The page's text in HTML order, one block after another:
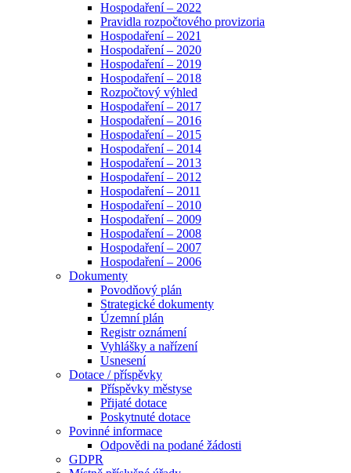
Hospodaření – 2022
Pravidla rozpočtového provizoria
Hospodaření – 2021
Hospodaření – 2020
Hospodaření – 2019
Hospodaření – 2018
Rozpočtový výhled
Hospodaření – 2017
Hospodaření – 2016
Hospodaření – 2015
Hospodaření – 2014
Hospodaření – 2013
Hospodaření – 2012
Hospodaření – 2011
Hospodaření – 2010
Hospodaření – 2009
Hospodaření – 2008
Hospodaření – 2007
Hospodaření – 2006
Dokumenty
Povodňový plán
Strategické dokumenty
Územní plán
Registr oznámení
Vyhlášky a nařízení
Usnesení
Dotace / příspěvky
Příspěvky městyse
Přijaté dotace
Poskytnuté dotace
Povinné informace
Odpovědi na podané žádosti
GDPR